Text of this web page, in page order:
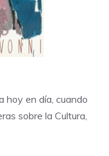
hoy en día, cuando
sobre la Cultura,